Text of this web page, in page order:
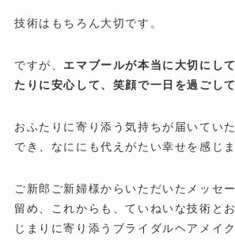
技術はもちろん大切です。
ですが、 エマブールが本当に大切にし
たりに安心して、笑顔で一日を過ごし
おふたりに寄り添う気持ちが届いてい
でき、なににも代えがたい幸せを感じま
ご新郎ご新婦様からいただいたメッセ
留め、これからも、ていねいな技術と
じまりに寄り添うブライダルヘアメイ